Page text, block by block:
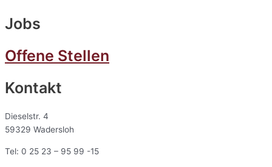
Jobs
Offene Stellen
Kontakt
Dieselstr. 4
59329 Wadersloh
Tel: 0 25 23 – 95 99 -15